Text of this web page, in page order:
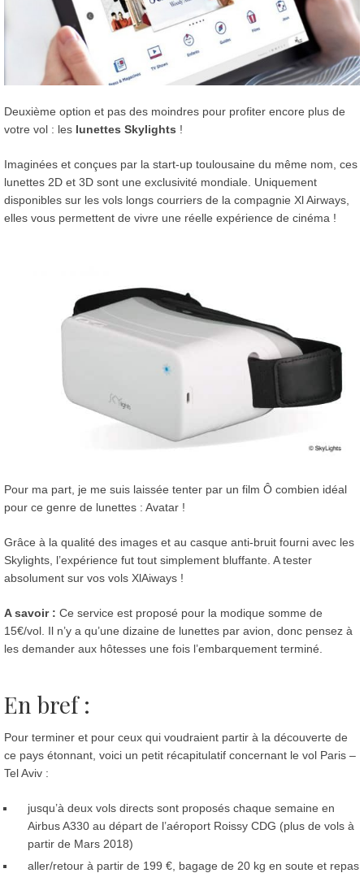
Deuxième option et pas des moindres pour profiter encore plus de
votre vol : les lunettes Skylights !
Imaginées et conçues par la start-up toulousaine du même nom, ces
lunettes 2D et 3D sont une exclusivité mondiale. Uniquement
disponibles sur les vols longs courriers de la compagnie Xl Airways,
elles vous permettent de vivre une réelle expérience de cinéma !
Pour ma part, je me suis laissée tenter par un film Ô combien idéal
pour ce genre de lunettes : Avatar !
Grâce à la qualité des images et au casque anti-bruit fourni avec les
Skylights, l’expérience fut tout simplement bluffante. A tester
absolument sur vos vols XlAiways !
A savoir : Ce service est proposé pour la modique somme de
15€/vol. Il n’y a qu’une dizaine de lunettes par avion, donc pensez à
les demander aux hôtesses une fois l’embarquement terminé.
En bref :
Pour terminer et pour ceux qui voudraient partir à la découverte de
ce pays étonnant, voici un petit récapitulatif concernant le vol Paris –
Tel Aviv :
jusqu’à deux vols directs sont proposés chaque semaine en
Airbus A330 au départ de l’aéroport Roissy CDG (plus de vols à
partir de Mars 2018)
aller/retour à partir de 199 €, bagage de 20 kg en soute et repas